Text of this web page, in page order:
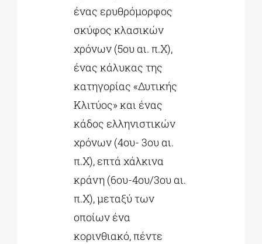
ένας ερυθρόμορφος
σκύφος κλασικών
χρόνων (5ου αι. π.Χ),
ένας κάλυκας της
κατηγορίας «Δυτικής
Κλιτύος» και ένας
κάδος ελληνιστικών
χρόνων (4ου- 3ου αι.
π.Χ), επτά χάλκινα
κράνη (6ου-4ου/3ου αι.
π.Χ), μεταξύ των
οποίων ένα
κορινθιακό, πέντε